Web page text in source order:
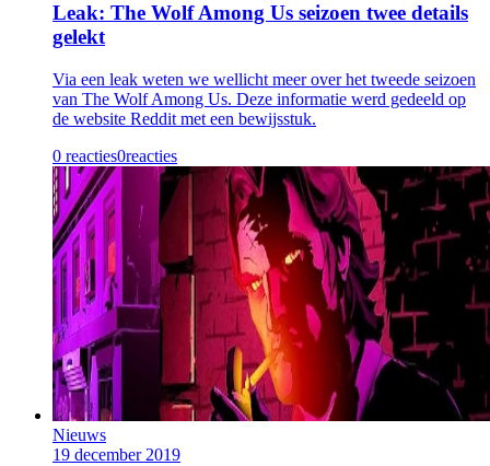
Leak: The Wolf Among Us seizoen twee details
gelekt
Via een leak weten we wellicht meer over het tweede seizoen
van The Wolf Among Us. Deze informatie werd gedeeld op
de website Reddit met een bewijsstuk.
0 reacties0reacties
Nieuws
19 december 2019